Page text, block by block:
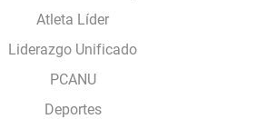
Atleta Líder
Liderazgo Unificado
PCANU
Deportes